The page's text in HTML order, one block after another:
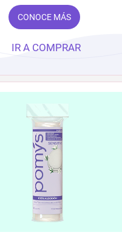
CONOCE MÁS
IR A COMPRAR